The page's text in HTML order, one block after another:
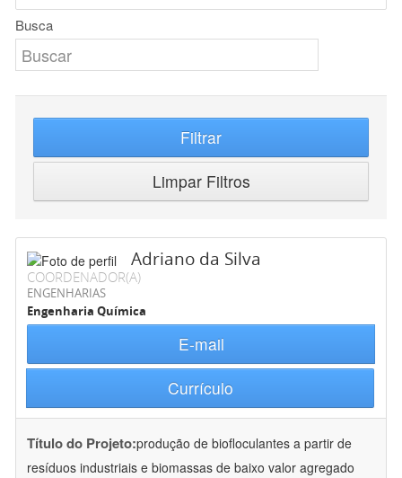
Busca
Filtrar
Limpar Filtros
Adriano da Silva
COORDENADOR(A)
ENGENHARIAS
Engenharia Química
E-mail
Currículo
Título do Projeto:produção de biofloculantes a partir de
resíduos industriais e biomassas de baixo valor agregado